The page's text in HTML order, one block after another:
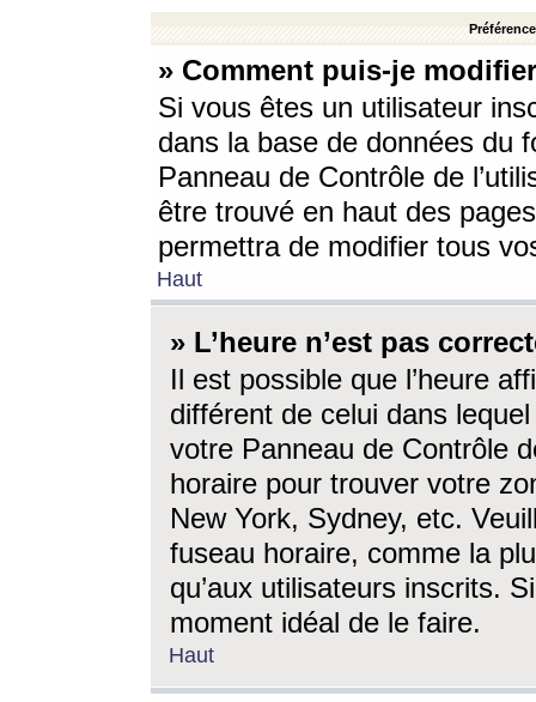
» Comment puis-je
Si vous êtes un utilisateur
dans la base de données du
Panneau de Contrôle de
être trouvé en haut des
permettra de modifier tous
Haut
» L’heure n’est pas
Il est possible que l’heure
différent de celui dans
votre Panneau de Contrôle
horaire pour trouver votre
New York, Sydney, etc.
fuseau horaire, comme la
qu’aux utilisateurs inscrits.
moment idéal de le faire.
Haut